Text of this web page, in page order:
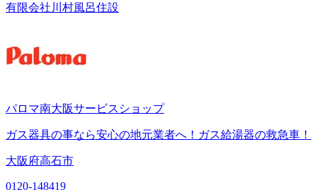
有限会社川村風呂住設
パロマ南大阪サービスショップ
ガス器具の事なら安心の地元業者へ！ガス給湯器の救急車！
大阪府高石市
0120-148419